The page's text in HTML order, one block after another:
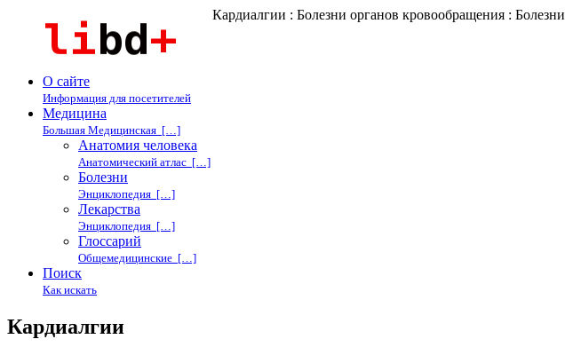
Кардиалгии : Болезни органов кровообращения : Болезни
О сайте
Информация для посетителей
Медицина
Большая Медицинская […]
Анатомия человека
Анатомический атлас […]
Болезни
Энциклопедия […]
Лекарства
Энциклопедия […]
Глоссарий
Общемедицинские […]
Поиск
Как искать
Кардиалгии